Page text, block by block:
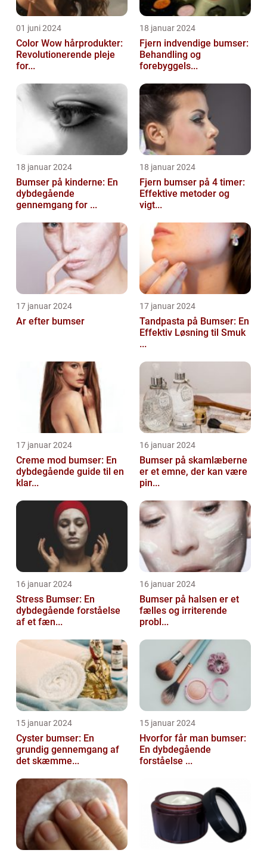
01 juni 2024
Color Wow hårprodukter:
Revolutionerende pleje
for...
18 januar 2024
Fjern indvendige bumser:
Behandling og
forebyggels...
18 januar 2024
Bumser på kinderne: En
dybdegående
gennemgang for ...
18 januar 2024
Fjern bumser på 4 timer:
Effektive metoder og
vigt...
17 januar 2024
Ar efter bumser
17 januar 2024
Tandpasta på Bumser: En
Effektiv Løsning til Smuk
...
17 januar 2024
Creme mod bumser: En
dybdegående guide til en
klar...
16 januar 2024
Bumser på skamlæberne
er et emne, der kan være
pin...
16 januar 2024
Stress Bumser: En
dybdegående forståelse
af et fæn...
16 januar 2024
Bumser på halsen er et
fælles og irriterende
probl...
15 januar 2024
Cyster bumser: En
grundig gennemgang af
det skæmme...
15 januar 2024
Hvorfor får man bumser:
En dybdegående
forståelse ...